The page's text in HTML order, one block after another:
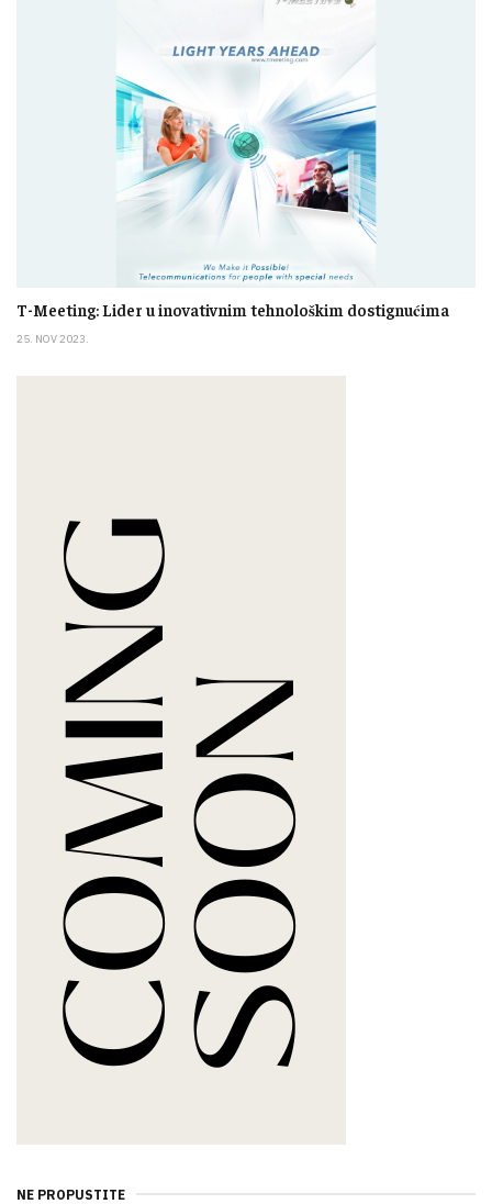
T-Meeting: Lider u inovativnim tehnološkim dostignućima
25. NOV 2023.
NE PROPUSTITE